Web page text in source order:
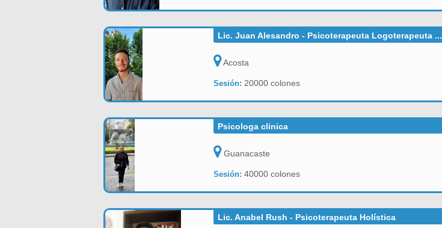
Lic. Juan Alesandro - Psicoterapeuta Logoterapeuta ...
Acosta
Sesión: 20000 colones
Psicologa clinica
Guanacaste
Sesión: 40000 colones
Lic. Anabel Rush - Psicoterapeuta Holística